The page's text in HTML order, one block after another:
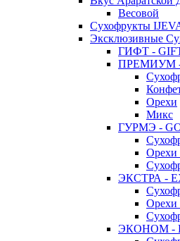
Весовой
Сухофрукты
Эксклюзивные
ГИФТ -
ПРЕМИУМ -
Орехи
Микс
ГУРМЭ -
Орехи
ЭКСТРА -
Орехи
ЭКОНОМ -